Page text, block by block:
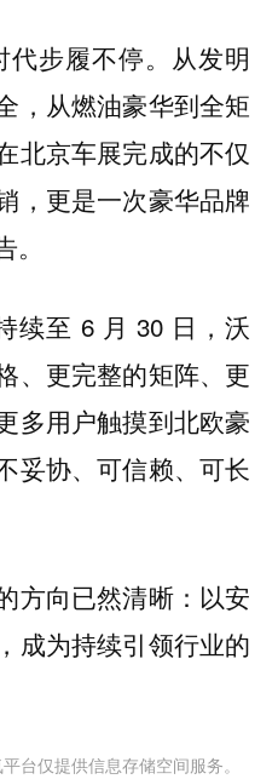
步履不停。从发明
，从燃油豪华到全矩
北京车展完成的不仅
，更是一次豪华品牌
续至 6 月 30 日，沃
、更完整的矩阵、更
多用户触摸到北欧豪
妥协、可信赖、可长
方向已然清晰：以安
成为持续引领行业的
台仅提供信息存储空间服务。